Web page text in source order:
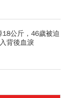
公斤，46歲被迫
背後血淚